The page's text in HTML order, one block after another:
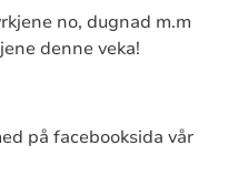
no, dugnad m.m
denne veka!
på facebooksida vår